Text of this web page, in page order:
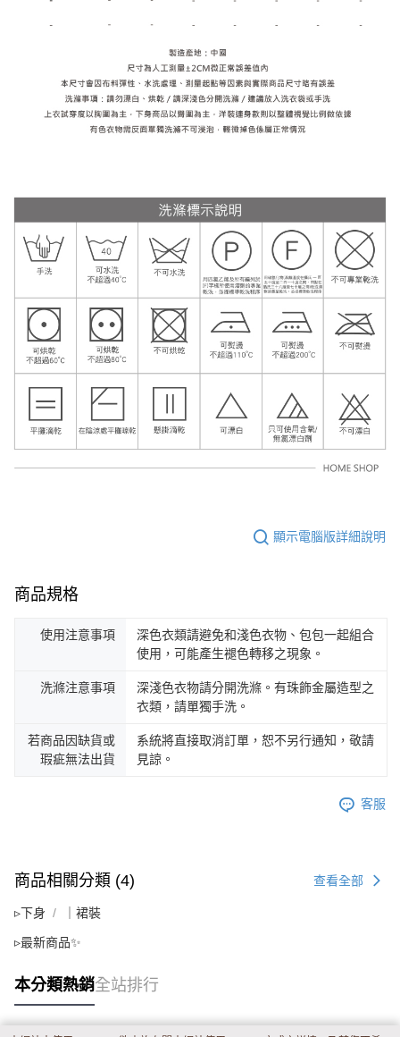
顯示電腦版詳細說明
商品規格
使用注意事項
深色衣類請避免和淺色衣物、包包一起組合
使用，可能產生褪色轉移之現象。
洗滌注意事項
深淺色衣物請分開洗滌。有珠飾金屬造型之
衣類，請單獨手洗。
若商品因缺貨或
瑕疵無法出貨
系統將直接取消訂單，恕不另行通知，敬請
見諒。
客服
商品相關分類 (4) 查看全部
▹下身 ｜裙裝
▹最新商品✨
本分類熱銷全站排行